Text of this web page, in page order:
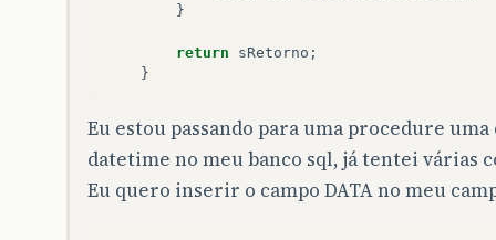
}
return sRetorno ;
}
Eu estou passando para uma procedure
datetime no meu banco sql, já tentei várias
Eu quero inserir o campo DATA no meu